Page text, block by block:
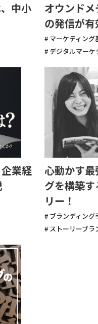
中小
オウンド
の発信が有
# マーケティング
# デジタルマーケ
業経
心動かす
グを構築
リー！
# ブランディング
# ストーリーブラ